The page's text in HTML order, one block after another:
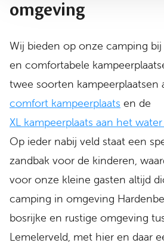
omgeving
Wij bieden op onze camping
en comfortabele
twee soorten kampeerplaatsen
comfort kampeerplaats en de
XL kampeerplaats aan het
Op ieder nabij veld staat een
zandbak voor de kinderen,
voor onze kleine gasten altijd
camping in omgeving
bosrijke en rustige omgeving
Lemelerveld, met hier en daar